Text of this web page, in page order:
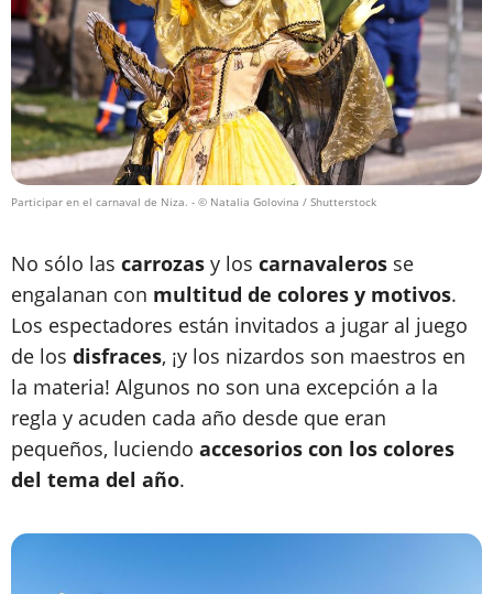
Participar en el carnaval de Niza. - © Natalia Golovina / Shutterstock
No sólo las carrozas y los carnavaleros se
engalanan con multitud de colores y motivos.
Los espectadores están invitados a jugar al juego
de los disfraces, ¡y los nizardos son maestros en
la materia! Algunos no son una excepción a la
regla y acuden cada año desde que eran
pequeños, luciendo accesorios con los colores
del tema del año.